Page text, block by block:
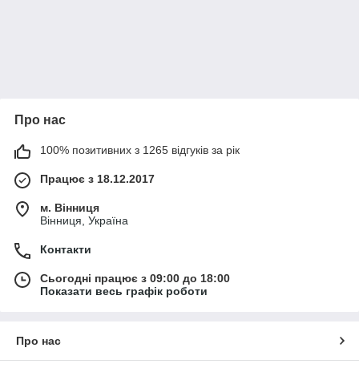
Про нас
100% позитивних з 1265 відгуків за рік
Працює з 18.12.2017
м. Вінниця
Вінниця, Україна
Контакти
Сьогодні працює з 09:00 до 18:00
Показати весь графік роботи
Про нас